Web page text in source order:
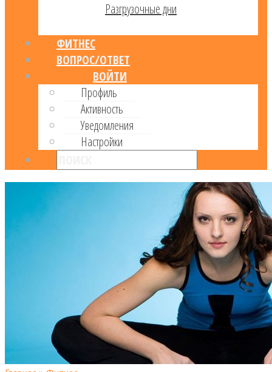
Разгрузочные дни
ФИТНЕС
ВОПРОС/ОТВЕТ
ВОЙТИ
Профиль
Активность
Уведомления
Настройки